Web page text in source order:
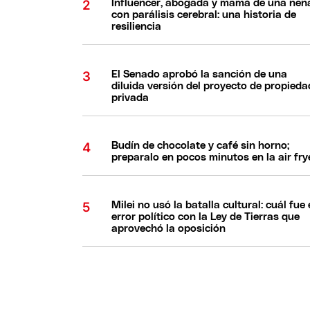
Influencer, abogada y mamá de una
con parálisis cerebral: una historia de
resiliencia
El Senado aprobó la sanción de una
diluida versión del proyecto de
privada
Budín de chocolate y café sin horno;
preparalo en pocos minutos en la air
Milei no usó la batalla cultural: cuál fue
error político con la Ley de Tierras que
aprovechó la oposición